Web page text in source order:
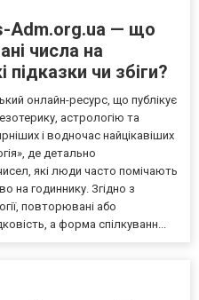
Adm.org.ua — що
числа на
підказки чи збіги?
онлайн-ресурс, що публікує
астрологію та
і водночас найцікавіших
де детально
які люди часто помічають
на годиннику. Згідно з
повторювані або
а форма спілкуванн...